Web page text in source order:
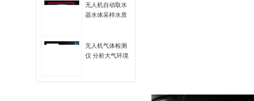
便捷式
无人机自动取水
器水体采样水质
低空
无人机气体检测
仪 分析大气环境